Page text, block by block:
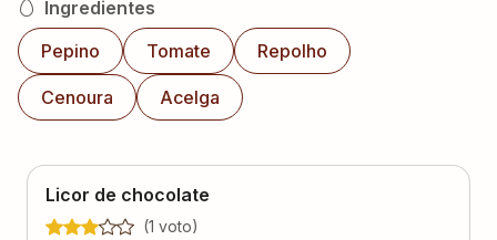
Cenoura Acelga
(1voto)